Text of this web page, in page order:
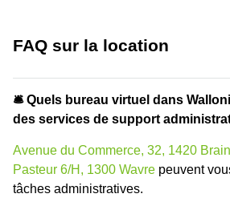
FAQ sur la location
🛎 Quels bureau virtuel dans
des services de support
Avenue du Commerce, 32, 1420
Pasteur 6/H, 1300 Wavre peuvent
tâches administratives.